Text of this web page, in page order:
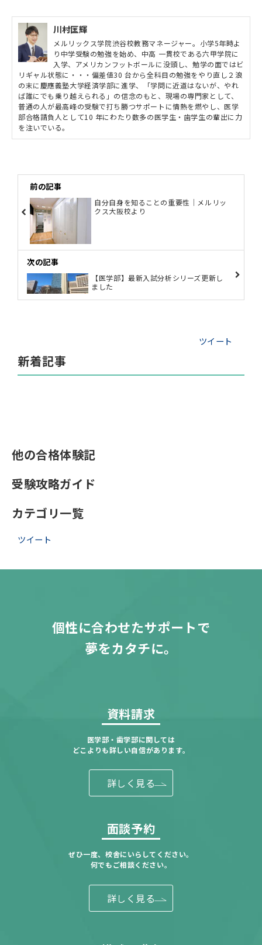
川村匡輝
メルリックス学院渋谷校教務マネージャー。小学5年時よ
り中学受験の勉強を始め、中高 一貫校である六甲学院に
入学、アメリカンフットボールに没頭し、勉学の面ではビ
リギャル状態に・・・偏差値30 台から全科目の勉強をやり直し２浪
の末に慶應義塾大学経済学部に進学、「学問に近道はないが、やれ
ば誰にでも乗り越えられる」の信念のもと、現場の専門家として、
普通の人が最高峰の受験で打ち勝つサポートに情熱を燃やし、医学
部合格請負人として10 年にわたり数多の医学生・歯学生の輩出に力
を注いでいる。
前の記事
自分自身を知ることの重要性｜メルリッ
クス大阪校より
次の記事
【医学部】最新入試分析シリーズ更新し
ました
ツイート
新着記事
他の合格体験記
受験攻略ガイド
カテゴリ一覧
ツイート
個性に合わせたサポートで
夢をカタチに。
資料請求
医学部・歯学部に関しては
どこよりも詳しい自信があります。
詳しく見る
面談予約
ぜひ一度、校舎にいらしてください。
何でもご相談ください。
詳しく見る